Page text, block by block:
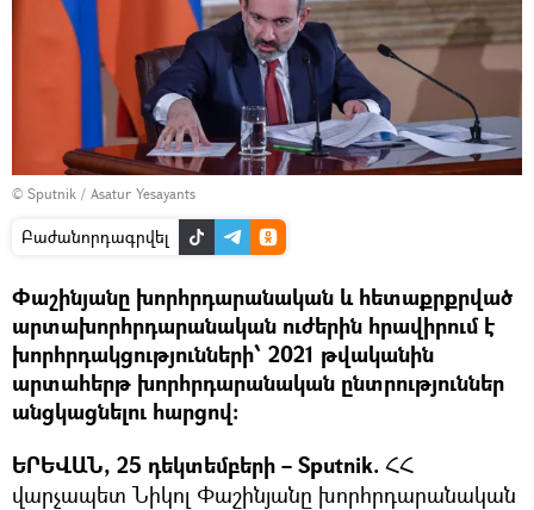
© Sputnik / Asatur Yesayants
Բաժանորդագրվել
Փաշինյանը խորհրդարանական և հետաքրքրված
արտախորհրդարանական ուժերին հրավիրում է
խորհրդակցությունների՝ 2021 թվականին
արտահերթ խորհրդարանական ընտրություններ
անցկացնելու հարցով։
ԵՐԵՎԱՆ, 25 դեկտեմբերի – Sputnik. ՀՀ
վարչապետ Նիկոլ Փաշինյանը խորհրդարանական